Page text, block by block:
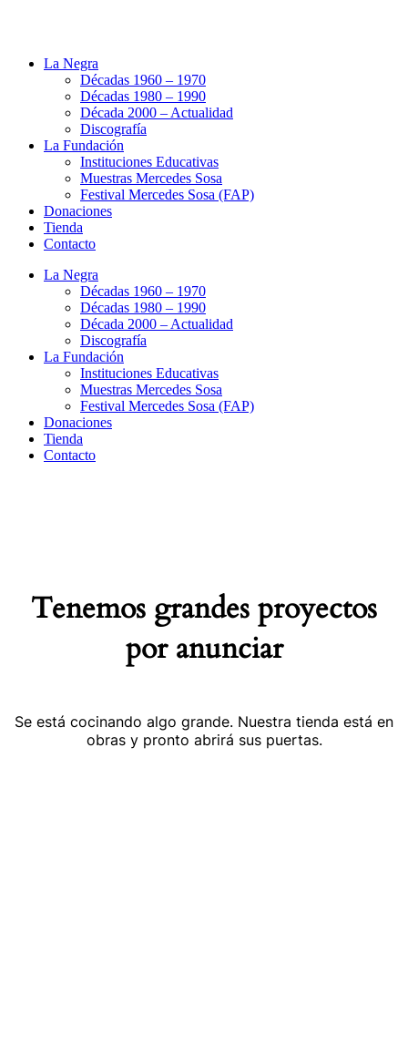
La Negra
Décadas 1960 – 1970
Décadas 1980 – 1990
Década 2000 – Actualidad
Discografía
La Fundación
Instituciones Educativas
Muestras Mercedes Sosa
Festival Mercedes Sosa (FAP)
Donaciones
Tienda
Contacto
La Negra
Décadas 1960 – 1970
Décadas 1980 – 1990
Década 2000 – Actualidad
Discografía
La Fundación
Instituciones Educativas
Muestras Mercedes Sosa
Festival Mercedes Sosa (FAP)
Donaciones
Tienda
Contacto
Tenemos grandes proyectos
por anunciar
Se está cocinando algo grande. Nuestra tienda está en
obras y pronto abrirá sus puertas.